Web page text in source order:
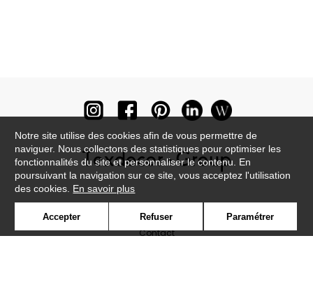
Contact
Notre site utilise des cookies afin de vous permettre de
naviguer. Nous collectons des statistiques pour optimiser les
fonctionnalités du site et personnaliser le contenu. En
poursuivant la navigation sur ce site, vous acceptez l'utilisation
des cookies. En savoir plus
Accepter Refuser Paramétrer